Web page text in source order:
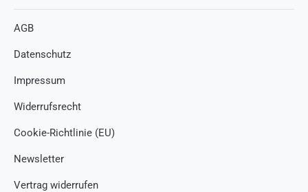
AGB
Datenschutz
Impressum
Widerrufsrecht
Cookie-Richtlinie (EU)
Newsletter
Vertrag widerrufen